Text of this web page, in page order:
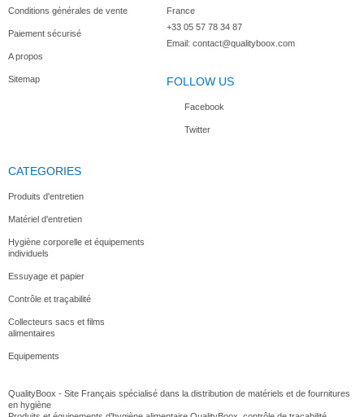
Conditions générales de vente
Paiement sécurisé
A propos
Sitemap
France
+33 05 57 78 34 87
Email: contact@qualityboox.com
FOLLOW US
Facebook
Twitter
CATEGORIES
Produits d'entretien
Matériel d'entretien
Hygiène corporelle et équipements
individuels
Essuyage et papier
Contrôle et traçabilité
Collecteurs sacs et films
alimentaires
Equipements
QualityBoox - Site Français spécialisé dans la distribution de matériels et de fournitures
en hygiène